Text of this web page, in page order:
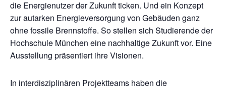
die Energienutzer der Zukunft ticken. Und ein Konzept
zur autarken Energieversorgung von Gebäuden ganz
ohne fossile Brennstoffe. So stellen sich Studierende der
Hochschule München eine nachhaltige Zukunft vor. Eine
Ausstellung präsentiert ihre Visionen.
In interdisziplinären Projektteams haben die